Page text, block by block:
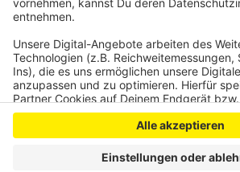
Anzeige
Anzeige